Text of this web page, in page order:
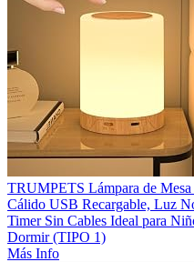
TRUMPETS Lámpara de
Cálido USB Recargable, Luz
Timer Sin Cables Ideal para
Dormir (TIPO 1)
Más Info